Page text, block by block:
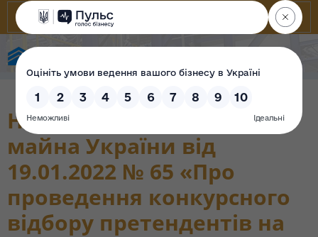
Наказ Фонду державного
майна України від
19.01.2022 № 65 «Про
проведення конкурсного
відбору претендентів на